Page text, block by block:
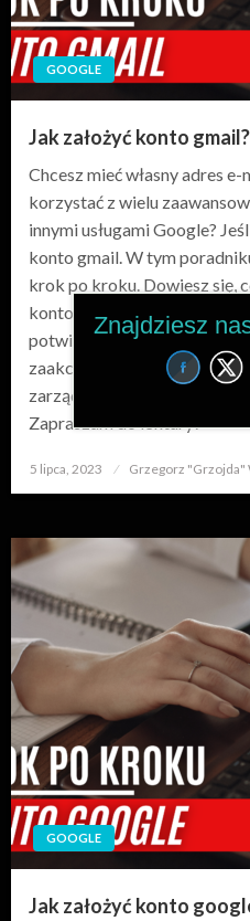
GOOGLE
Jak założyć konto gmail?
Chcesz mieć własny adres
korzystać z wielu
innymi usługami Google?
konto gmail. W tym
krok po kroku. Dowiesz się,
konto gmail, jak wypełnić
potwierdzić swój numer
zaakceptować warunki
zarządzać swoją skrzynką
Zapraszam do lektury!
Opublikowane
5 lipca, 2023 Grzegorz "Grzojda"
GOOGLE
Jak założyć konto
Znajdziesz